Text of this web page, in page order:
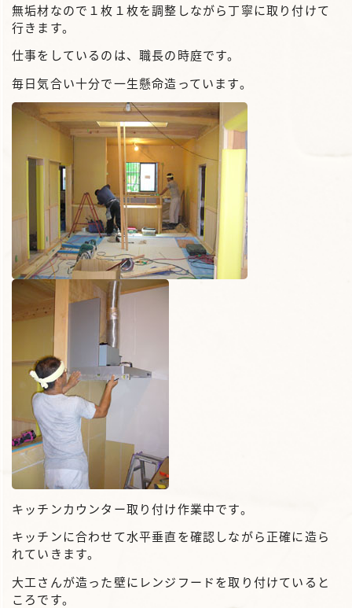
無垢材なので１枚１枚を調整しながら丁寧に取り付けて
行きます。
仕事をしているのは、職長の時庭です。
毎日気合い十分で一生懸命造っています。
キッチンカウンター取り付け作業中です。
キッチンに合わせて水平垂直を確認しながら正確に造ら
れていきます。
大工さんが造った壁にレンジフードを取り付けていると
ころです。